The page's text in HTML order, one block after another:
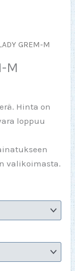
GREM-M
M
Hinta on
loppuu
valikoimasta.